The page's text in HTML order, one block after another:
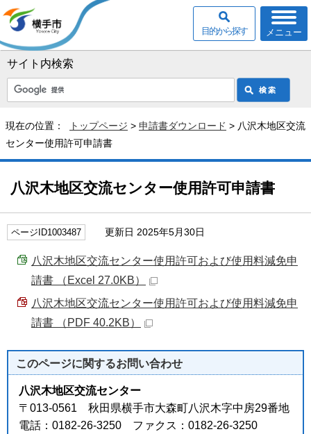
サイト内検索
メニュー
目的から探す
現在の位置： トップページ > 申請書ダウンロード > 八沢木地区交流
センター使用許可申請書
八沢木地区交流センター使用許可申請書
ページID1003487 更新日 2025年5月30日
八沢木地区交流センター使用許可および使用料減免申
請書 （Excel 27.0KB）
八沢木地区交流センター使用許可および使用料減免申
請書 （PDF 40.2KB）
このページに関するお問い合わせ
八沢木地区交流センター
〒013-0561 秋田県横手市大森町八沢木字中房29番地
電話：0182-26-3250 ファクス：0182-26-3250